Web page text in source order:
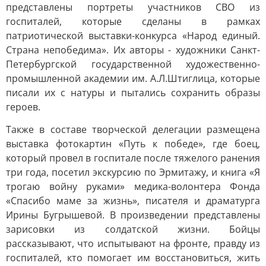
представлены портреты участников СВО из
госпиталей, которые сделаны в рамках
патриотической выставки-конкурса «Народ единый.
Страна непобедима». Их авторы - художники Санкт-
Петербургской государственной художественно-
промышленной академии им. А.Л.Штиглица, которые
писали их с натуры и пытались сохранить образы
героев.
Также в составе творческой делегации размещена
выставка фотокартин «Путь к победе», где боец,
который провел в госпитале после тяжелого ранения
три года, посетил экскурсию по Эрмитажу, и книга «Я
трогаю войну руками» медика-волонтера Фонда
«Спасибо маме за жизнь», писателя и драматурга
Ирины Бугрышевой. В произведении представлены
зарисовки из солдатской жизни. Бойцы
рассказывают, что испытывают на фронте, правду из
госпиталей, кто помогает им восстановиться, жить